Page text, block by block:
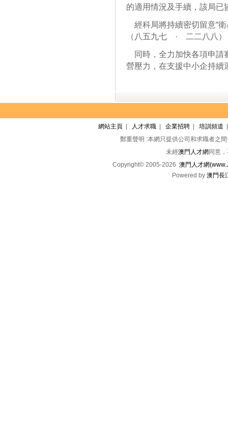
的適用情況及手續，該局已
經科局將持續密切留意“
（八五九七 · 二二八八）
同時，全力加快各項申請
營壓力，在支援中小企持續
網站主頁 人才求職 企業招聘 培訓頻道
鄭重聲明 :本網只提供公司和求職者之
未經澳門人才網 同意
Copyright© 2005-2026 澳門人才網
Powered by 澳門長